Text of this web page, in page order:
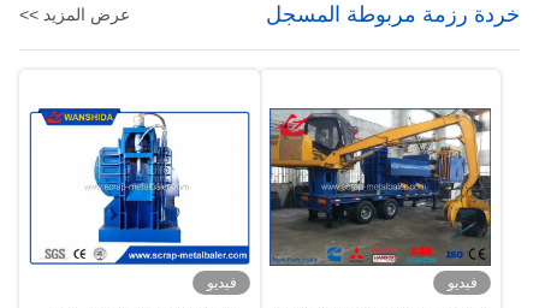
خردة رزمة مربوطة المسجل عرض المزيد >>
فيديو
فيديو